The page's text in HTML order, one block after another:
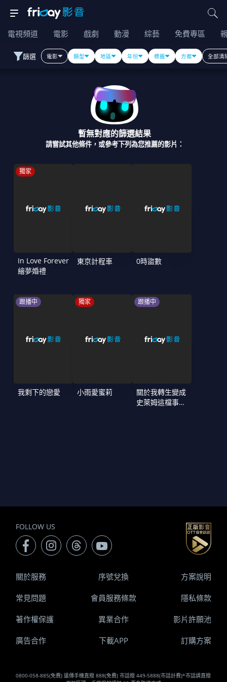
電視頻道 電影 戲劇 動漫 綜藝 免費專區
篩選 電影 類型 地區 年份 標籤 方案 全部清
暫無對應的篩選結果
請嘗試其他條件，或參考下列為您推薦的影片：
獨家
In Love Forever
繪夢婚禮
東京計程車 0時盜數
跟播中
我剩下的戀愛
獨家
小雨愛蜜莉
跟播中
關於我轉生變成
史萊姆這檔事
FOLLOW US
0800-058-885(免費) 遠傳手機直撥 888(免費) 市話撥 449-5888(市話計費)*市話請直撥
關於服務 序號兌換 方案說明
常見問題 會員服務條款 隱私條款
著作權保護 異業合作 影片許願池
廣告合作 下載APP 訂購方案